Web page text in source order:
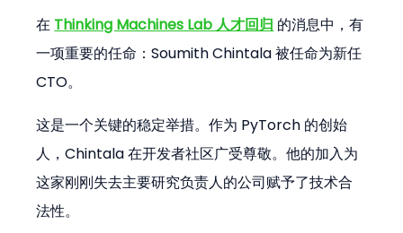
在 Thinking Machines Lab 人才回归 的消息中，有
一项重要的任命：Soumith Chintala 被任命为新任
CTO。
这是一个关键的稳定举措。作为 PyTorch 的创始
人，Chintala 在开发者社区广受尊敬。他的加入为
这家刚刚失去主要研究负责人的公司赋予了技术合
法性。